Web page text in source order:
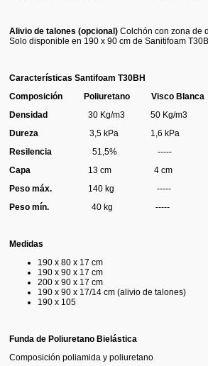
Alivio de talones (opcional) Colchón con zona de
Solo disponible en 190 x 90 cm de Sanitifoam
Características Santifoam T30BH
Composición Poliuretano Visco
Densidad
30 Kg/m3 50 Kg/m3
Dureza
3,5 kPa 1,6 kPa 4
Resilencia 51,5% -----
Capa
13 cm 4 cm 4
Peso máx. 140 kg -----
Peso mín.
40 kg -----
Medidas
190 x 80 x 17 cm
190 x 90 x 17 cm
200 x 90 x 17 cm
190 x 90 x 17/14 cm (alivio de talones)
190 x 105
Funda de Poliuretano Bielástica
Composición poliamida y poliuretano